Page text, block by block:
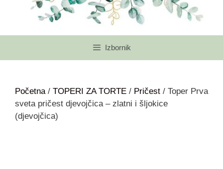
Izbornik
Početna/ TOPERI ZA TORTE / Pričest / Toper Prva
sveta pričest djevojčica – zlatni i šljokice
(djevojčica)